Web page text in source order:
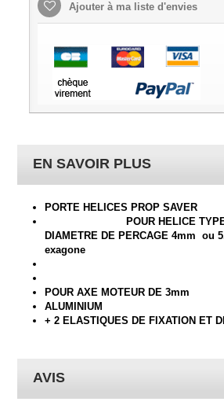
Ajouter à ma liste d'envies
EN SAVOIR PLUS
PORTE HELICES PROP SAVER
POUR HELICE TYPE
DIAMETRE DE PERCAGE 4mm ou
exagone
POUR AXE MOTEUR DE 3mm
ALUMINIUM
+ 2 ELASTIQUES DE FIXATION ET
AVIS